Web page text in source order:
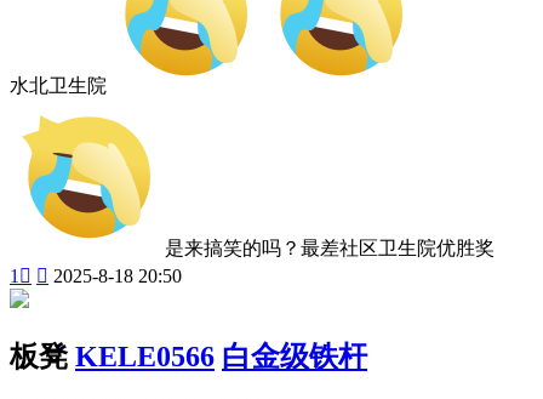
水北卫生院
是来搞笑的吗？最差社区卫生院优胜奖
1   2025-8-18 20:50
板凳 KELE0566 白金级铁杆